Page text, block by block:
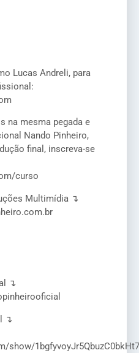
Lucas Andreli, para
na mesma pegada e
Nando Pinheiro,
final, inscreva-se
curso
Multimídia ↴
↴
↴
show/1bgfyvoyJr5QbuzC0bkHt7